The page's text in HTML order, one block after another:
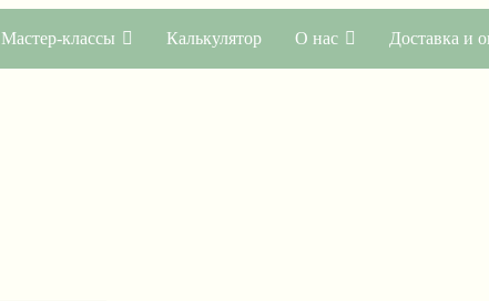
Мастер-классы Калькулятор О нас Доставка и